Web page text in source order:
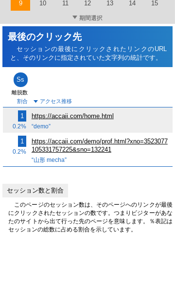
9 10 11 12 13 14 15
期間選択
最後のクリック先
セッションの最後にクリックされたリンクのURL
と、そのリンクに指定されていた文字列の統計です。
Ss
離脱数
割合
1
0.2%
https://accaii.com/home.html
“demo”
1
0.2%
https://accaii.com/demo/prof.html?xno=3523077
105331757225&sno=132241
“山形 mecha”
セッション数と割合
このページのセッション数は、そのページへのリンクが最後
にクリックされたセッションの数です。つまりビジターがあな
たのサイトから出て行った先のページを意味します。％表記は
セッションの総数に占める割合を示しています。